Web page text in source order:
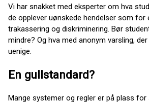
Vi har snakket med eksperter om hva
de opplever uønskede hendelser som for
trakassering og diskriminering. Bør
mindre? Og hva med anonym varsling,
uenige.
En gullstandard?
Mange systemer og regler er på plass